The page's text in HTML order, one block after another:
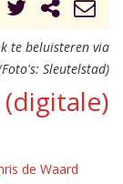
te beluisteren via
Sleutelstad)
de Waard